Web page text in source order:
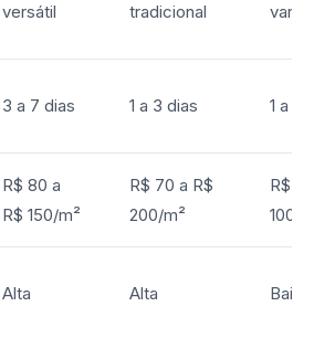
versátil
tradicional
3 a 7 dias 1 a 3 dias 1 a 2
R$ 80 a
R$ 150/m²
R$ 70 a R$
200/m²
R$
100/
Alta Alta Baixa